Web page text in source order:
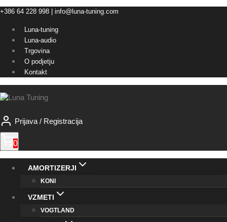
Skip
content
+386 64 228 998 | info@luna-tuning.com
Luna-tuning
Luna-audio
Trgovina
O podjetju
Kontakt
Prijava / Registracija
0
AMORTIZERJI
KONI
VZMETI
VOGTLAND